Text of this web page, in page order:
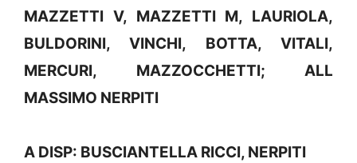
MAZZETTI V, MAZZETTI M, LAURIOLA,
BULDORINI, VINCHI, BOTTA, VITALI,
MERCURI, MAZZOCCHETTI; ALL
MASSIMO NERPITI
A DISP: BUSCIANTELLA RICCI, NERPITI